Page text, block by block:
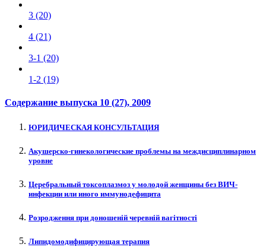
3 (20)
4 (21)
3-1 (20)
1-2 (19)
Содержание выпуска 10 (27), 2009
ЮРИДИЧЕСКАЯ КОНСУЛЬТАЦИЯ
Акушерско-гинекологические проблемы на междисциплинарном
уровне
Церебральный токсоплазмоз у молодой женщины без ВИЧ-
инфекции или иного иммунодефицита
Розродження при доношеній черевній вагітності
Липидомодифицирующая терапия